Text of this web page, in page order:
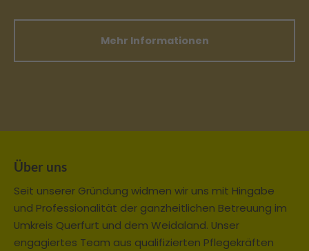
Mehr Informationen
Über uns
Seit unserer Gründung widmen wir uns mit Hingabe
und Professionalität der ganzheitlichen Betreuung im
Umkreis Querfurt und dem Weidaland. Unser
engagiertes Team aus qualifizierten Pflegekräften